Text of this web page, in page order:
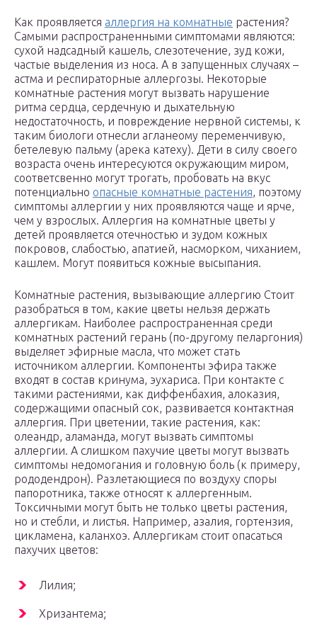
Как проявляется аллергия на комнатные растения?
Самыми распространенными симптомами являются:
сухой надсадный кашель, слезотечение, зуд кожи,
частые выделения из носа. А в запущенных случаях –
астма и респираторные аллергозы. Некоторые
комнатные растения могут вызвать нарушение
ритма сердца, сердечную и дыхательную
недостаточность, и повреждение нервной системы, к
таким биологи отнесли агланеому переменчивую,
бетелевую пальму (арека катеху). Дети в силу своего
возраста очень интересуются окружающим миром,
соответсвенно могут трогать, пробовать на вкус
потенциально опасные комнатные растения, поэтому
симптомы аллергии у них проявляются чаще и ярче,
чем у взрослых. Аллергия на комнатные цветы у
детей проявляется отечностью и зудом кожных
покровов, слабостью, апатией, насморком, чиханием,
кашлем. Могут появиться кожные высыпания.
Комнатные растения, вызывающие аллергию Стоит
разобраться в том, какие цветы нельзя держать
аллергикам. Наиболее распространенная среди
комнатных растений герань (по-другому пеларгония)
выделяет эфирные масла, что может стать
источником аллергии. Компоненты эфира также
входят в состав кринума, эухариса. При контакте с
такими растениями, как диффенбахия, алоказия,
содержащими опасный сок, развивается контактная
аллергия. При цветении, такие растения, как:
олеандр, аламанда, могут вызвать симптомы
аллергии. А слишком пахучие цветы могут вызвать
симптомы недомогания и головную боль (к примеру,
рододендрон). Разлетающиеся по воздуху споры
папоротника, также относят к аллергенным.
Токсичными могут быть не только цветы растения,
но и стебли, и листья. Например, азалия, гортензия,
цикламена, каланхоэ. Аллергикам стоит опасаться
пахучих цветов:
Лилия;
Хризантема;